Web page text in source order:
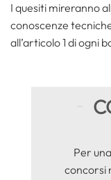
I quesiti mireranno
conoscenze
all’articolo 1 di ogni
Per
concorsi